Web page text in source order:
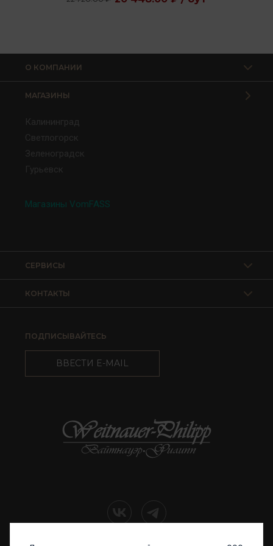
О КОМПАНИИ
МАГАЗИНЫ
Калининград
Светлогорск
Зеленоградск
Гурьевск
Магазины VomFASS
КОНТАКТЫ
СЕРВИСЫ
ПОДПИСЫВАЙТЕСЬ
ВВЕСТИ E-MAIL